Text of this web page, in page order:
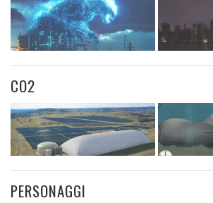
CO2
PERSONAGGI